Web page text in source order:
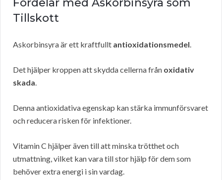
Fördelar med Askorbinsyra som
Tillskott
Askorbinsyra är ett kraftfullt antioxidationsmedel.
Det hjälper kroppen att skydda cellerna från oxidativ
skada.
Denna antioxidativa egenskap kan stärka immunförsvaret
och reducera risken för infektioner.
Vitamin C hjälper även till att minska trötthet och
utmattning, vilket kan vara till stor hjälp för dem som
behöver extra energi i sin vardag.